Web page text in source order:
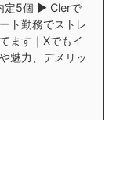
定5個 ▶︎ Clerで
ト勤務でストレ
ます｜Xでもイ
魅力、デメリッ